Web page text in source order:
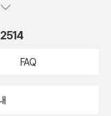
FAQ